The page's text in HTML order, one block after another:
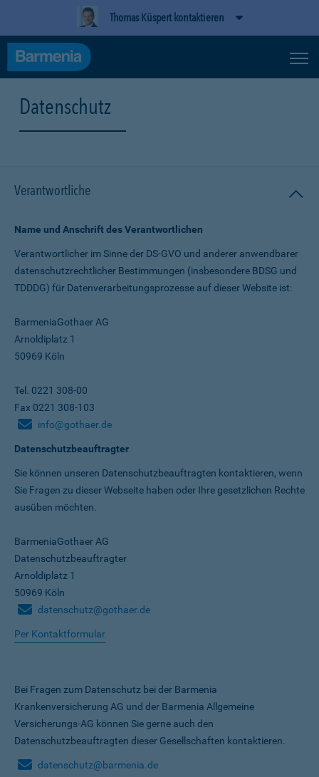
Thomas Küspert kontaktieren
Datenschutz
Verantwortliche
Name und Anschrift des Verantwortlichen
Verantwortlicher im Sinne der DS-GVO und anderer anwendbarer
datenschutz­rechtlicher Bestimmungen (insbesondere BDSG und
TDDDG) für Daten­verarbeitungs­prozesse auf dieser Website ist:
BarmeniaGothaer AG
Arnoldiplatz 1
50969 Köln
Tel. 0221 308-00
Fax 0221 308-103
info@gothaer.de
Datenschutzbeauftragter
Sie können unseren Datenschutz­beauftragten kontaktieren, wenn
Sie Fragen zu dieser Webseite haben oder Ihre gesetzlichen Rechte
ausüben möchten.
BarmeniaGothaer AG
Datenschutzbeauftragter
Arnoldiplatz 1
50969 Köln
datenschutz@gothaer.de
Per Kontaktformular
Bei Fragen zum Datenschutz bei der Barmenia
Krankenversicherung AG und der Barmenia Allgemeine
Versicherungs-AG können Sie gerne auch den
Datenschutzbeauftragten dieser Gesellschaften kontaktieren.
datenschutz@barmenia.de